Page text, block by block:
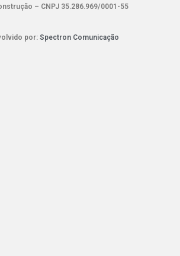
– CNPJ 35.286.969/0001-55
por: Spectron Comunicação